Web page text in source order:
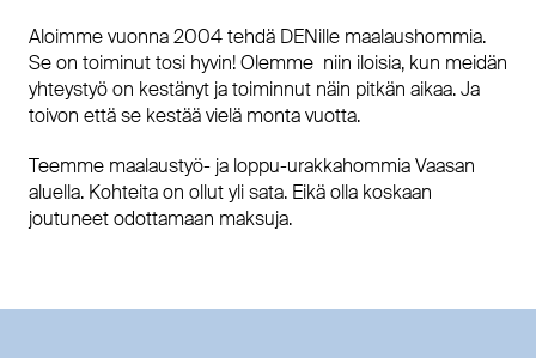
Aloimme vuonna 2004 tehdä DENille maalaushommia.
Se on toiminut tosi hyvin! Olemme niin iloisia, kun meidän
yhteystyö on kestänyt ja toiminnut näin pitkän aikaa. Ja
toivon että se kestää vielä monta vuotta.
Teemme maalaustyö- ja loppu-urakkahommia Vaasan
aluella. Kohteita on ollut yli sata. Eikä olla koskaan
joutuneet odottamaan maksuja.